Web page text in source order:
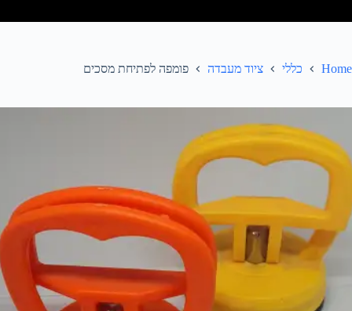
Home כללי ציוד מעבדה פומפה לפתיחת מסכים